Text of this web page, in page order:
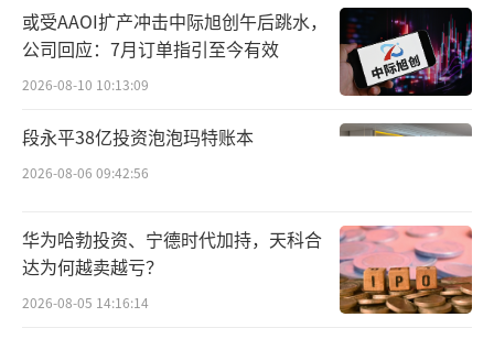
或受AAOI扩产冲击中际旭创午后跳水，
公司回应：7月订单指引至今有效
2026-08-10 10:13:09
段永平38亿投资泡泡玛特账本
2026-08-06 09:42:56
华为哈勃投资、宁德时代加持，天科合
达为何越卖越亏？
2026-08-05 14:16:14